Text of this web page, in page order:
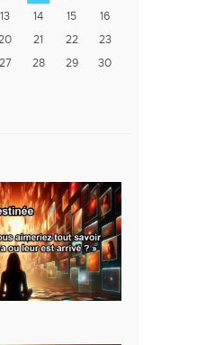
13 14 15
16
20 21 22
23
27 28 29
30